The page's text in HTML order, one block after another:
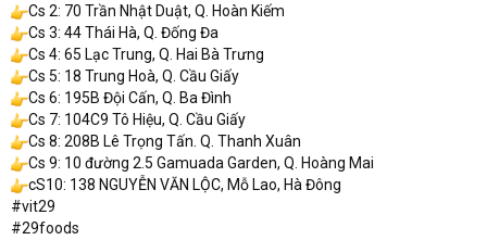
Cs 2: 70 Trần Nhật Duật, Q. Hoàn Kiếm
Cs 3: 44 Thái Hà, Q. Đống Đa
Cs 4: 65 Lạc Trung, Q. Hai Bà Trưng
Cs 5: 18 Trung Hoà, Q. Cầu Giấy
Cs 6: 195B Đội Cấn, Q. Ba Đình
Cs 7: 104C9 Tô Hiệu, Q. Cầu Giấy
Cs 8: 208B Lê Trọng Tấn. Q. Thanh Xuân
Cs 9: 10 đường 2.5 Gamuada Garden, Q. Hoàng Mai
cS10: 138 NGUYỄN VĂN LỘC, Mỗ Lao, Hà Đông
#vit29
#29foods